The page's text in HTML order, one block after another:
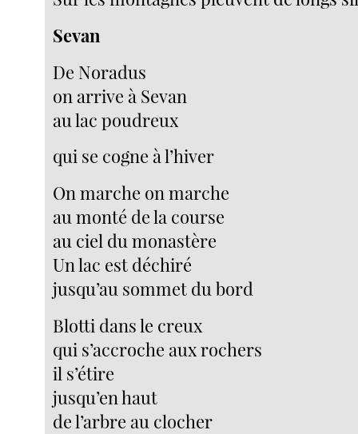
Sevan
De Noradus
on arrive à Sevan
au lac poudreux
qui se cogne à l’hiver
On marche on marche
au monté de la course
au ciel du monastère
Un lac est déchiré
jusqu’au sommet du bord
Blotti dans le creux
qui s’accroche aux rochers
il s’étire
jusqu’en haut
de l’arbre au clocher